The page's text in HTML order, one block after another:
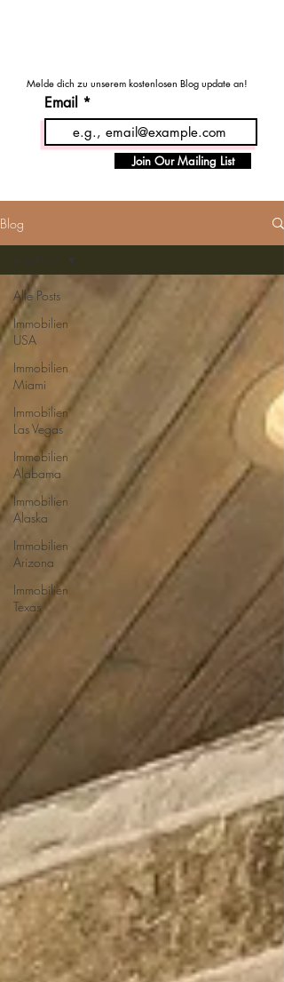
Melde dich zu unserem kostenlosen Blog update an!
Email
Join Our Mailing List
Blog
Alle Posts
Immobilien
USA
Immobilien
Miami
Immobilien
Las Vegas
Immobilien
Alabama
Immobilien
Alaska
Immobilien
Arizona
Immobilien
Texas